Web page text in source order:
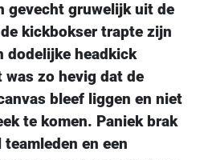
gevecht gruwelijk uit de
kickbokser trapte zijn
dodelijke headkick
zo hevig dat de
bleef liggen en niet
te komen. Paniek brak
en een